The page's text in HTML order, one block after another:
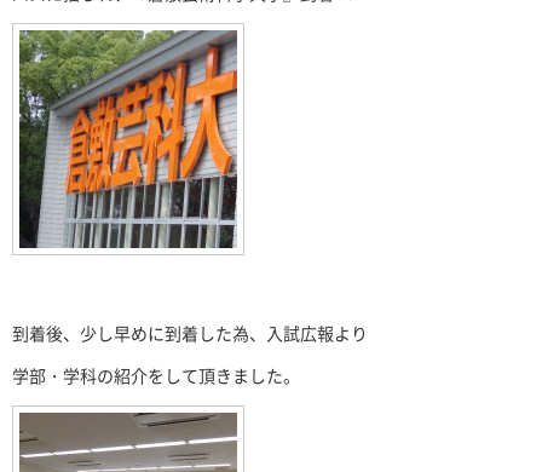
到着後、少し早めに到着した為、入試広報より
学部・学科の紹介をして頂きました。